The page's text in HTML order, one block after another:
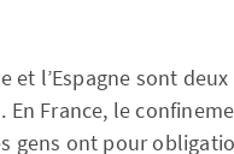
et l’Espagne sont
En France, le
gens ont pour